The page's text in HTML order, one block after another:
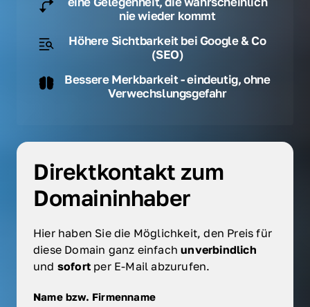
nie wieder kommt
Höhere Sichtbarkeit bei Google & Co
(SEO)
Bessere Merkbarkeit - eindeutig, ohne
Verwechslungsgefahr
Direktkontakt zum
Domaininhaber
Hier haben Sie die Möglichkeit, den Preis für
diese Domain ganz einfach
und sofort per E-Mail abzurufen.
Name bzw. Firmenname
Name bzw. Firmenname